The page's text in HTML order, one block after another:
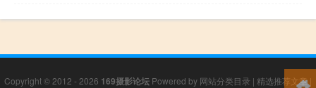
Copyright © 2012 - 2026 169摄影论坛 Powered by 网站分类目录 | 精选推荐文章|